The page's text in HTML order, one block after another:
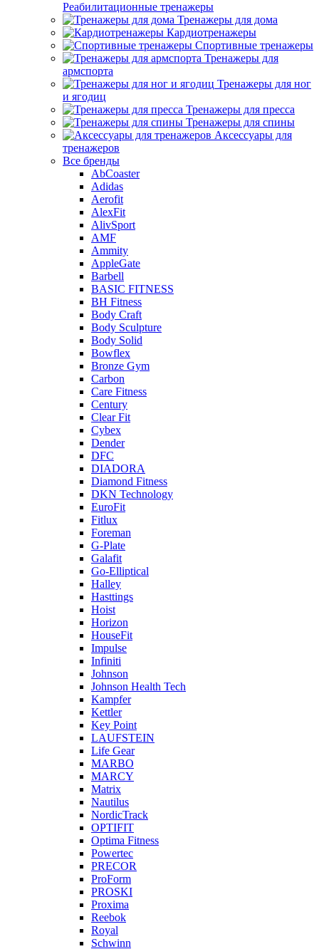
Реабилитационные тренажеры
Тренажеры для дома
Кардиотренажеры
Спортивные тренажеры
Тренажеры для
армспорта
Тренажеры для ног
и ягодиц
Тренажеры для пресса
Тренажеры для спины
Аксессуары для
тренажеров
Все бренды
AbCoaster
Adidas
Aerofit
AlexFit
AlivSport
AMF
Ammity
AppleGate
Barbell
BASIC FITNESS
BH Fitness
Body Craft
Body Sculpture
Body Solid
Bowflex
Bronze Gym
Carbon
Care Fitness
Century
Clear Fit
Cybex
Dender
DFC
DIADORA
Diamond Fitness
DKN Technology
EuroFit
Fitlux
Foreman
G-Plate
Galafit
Go-Elliptical
Halley
Hasttings
Hoist
Horizon
HouseFit
Impulse
Infiniti
Johnson
Johnson Health Tech
Kampfer
Kettler
Key Point
LAUFSTEIN
Life Gear
MARBO
MARCY
Matrix
Nautilus
NordicTrack
OPTIFIT
Optima Fitness
Powertec
PRECOR
ProForm
PROSKI
Proxima
Reebok
Royal
Schwinn